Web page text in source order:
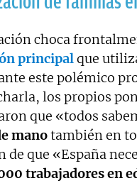
choca
principalque
este polémico
los propios
que «todos
manotambién en
de que «España
trabajadores en